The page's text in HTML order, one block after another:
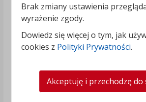
Brak zmiany ustawienia
wyrażenie zgody.
Dowiedz się więcej o tym, jak
cookies z Polityki Prywatności.
Akceptuję i przechodzę do